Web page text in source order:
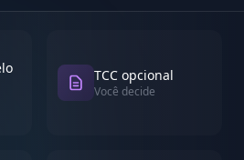
TCC opcional
Você decide